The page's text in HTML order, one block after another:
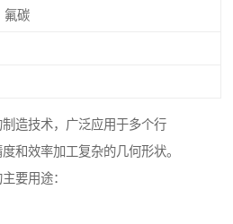
氟碳
造技术，广泛应用于多个行
和效率加工复杂的几何形状。
要用途：